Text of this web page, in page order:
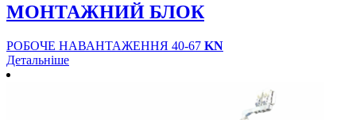
МОНТАЖНИЙ БЛОК
РОБОЧЕ НАВАНТАЖЕННЯ 40-67 KN
Детальніше